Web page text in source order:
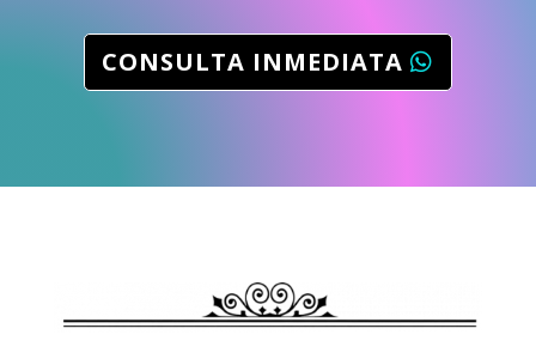
CONSULTA INMEDIATA